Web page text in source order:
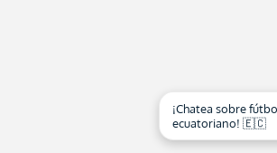
¡Chatea sobre
ecuatoriano! 🇪🇨